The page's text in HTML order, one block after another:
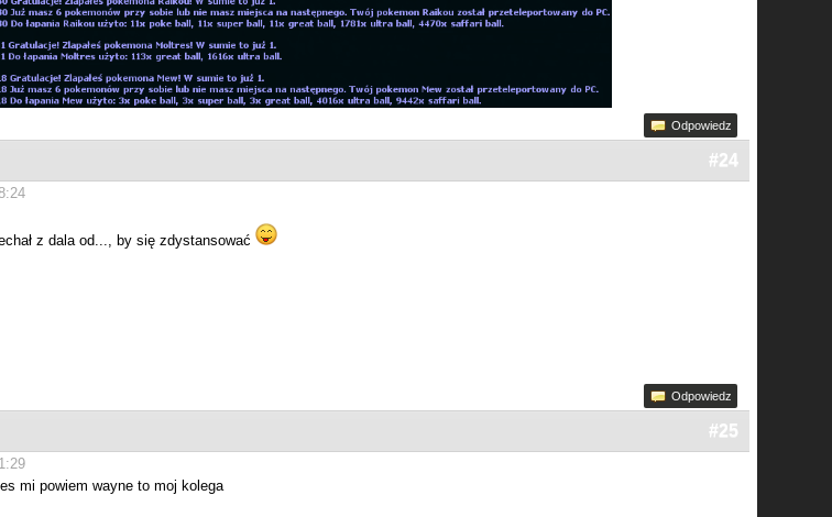
Odpowiedz
#24
z dala od..., by się zdystansować
Odpowiedz
#25
mi powiem wayne to moj kolega